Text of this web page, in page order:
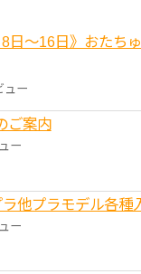
日～16日》おたち
ュー
ご案内
ー
他プラモデル各種
ー